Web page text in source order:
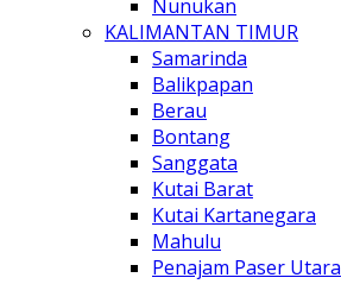
Nunukan
KALIMANTAN TIMUR
Samarinda
Balikpapan
Berau
Bontang
Sanggata
Kutai Barat
Kutai Kartanegara
Mahulu
Penajam Paser Utara